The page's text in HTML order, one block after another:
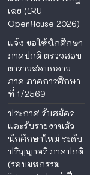
เลย (LRU
OpenHouse 2026)
แจ้ง ขอให้นักศึกษา
ภาคปกติ ตรวจสอบ
ตารางสอบกลาง
ภาค ภาคการศึกษา
ที่ 1/2569
ประกาศ รับสมัคร
และรับรายงานตัว
นักศึกษาใหม่ ระดับ
ปริญญาตรี ภาคปกติ
(รอบมหกรรม